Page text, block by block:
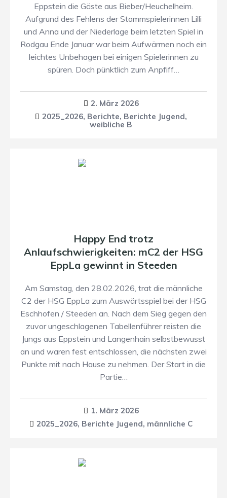
Eppstein die Gäste aus Bieber/Heuchelheim.
Aufgrund des Fehlens der Stammspielerinnen Lilli
und Anna und der Niederlage beim letzten Spiel in
Rodgau Ende Januar war beim Aufwärmen noch ein
leichtes Unbehagen bei einigen Spielerinnen zu
spüren. Doch pünktlich zum Anpfiff…
2. März 2026
2025_2026, Berichte, Berichte Jugend,
weibliche B
Happy End trotz
Anlaufschwierigkeiten: mC2 der HSG
EppLa gewinnt in Steeden
Am Samstag, den 28.02.2026, trat die männliche
C2 der HSG EppLa zum Auswärtsspiel bei der HSG
Eschhofen / Steeden an. Nach dem Sieg gegen den
zuvor ungeschlagenen Tabellenführer reisten die
Jungs aus Eppstein und Langenhain selbstbewusst
an und waren fest entschlossen, die nächsten zwei
Punkte mit nach Hause zu nehmen. Der Start in die
Partie…
1. März 2026
2025_2026, Berichte Jugend, männliche C